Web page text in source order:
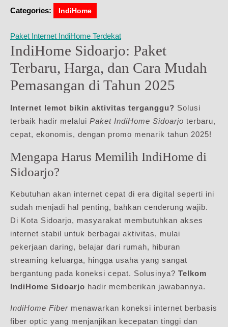
Categories: IndiHome
Paket Internet IndiHome Terdekat
IndiHome Sidoarjo: Paket
Terbaru, Harga, dan Cara Mudah
Pemasangan di Tahun 2025
Internet lemot bikin aktivitas terganggu? Solusi
terbaik hadir melalui Paket IndiHome Sidoarjo terbaru,
cepat, ekonomis, dengan promo menarik tahun 2025!
Mengapa Harus Memilih IndiHome di
Sidoarjo?
Kebutuhan akan internet cepat di era digital seperti ini
sudah menjadi hal penting, bahkan cenderung wajib.
Di Kota Sidoarjo, masyarakat membutuhkan akses
internet stabil untuk berbagai aktivitas, mulai
pekerjaan daring, belajar dari rumah, hiburan
streaming keluarga, hingga usaha yang sangat
bergantung pada koneksi cepat. Solusinya? Telkom
IndiHome Sidoarjo hadir memberikan jawabannya.
IndiHome Fiber menawarkan koneksi internet berbasis
fiber optic yang menjanjikan kecepatan tinggi dan